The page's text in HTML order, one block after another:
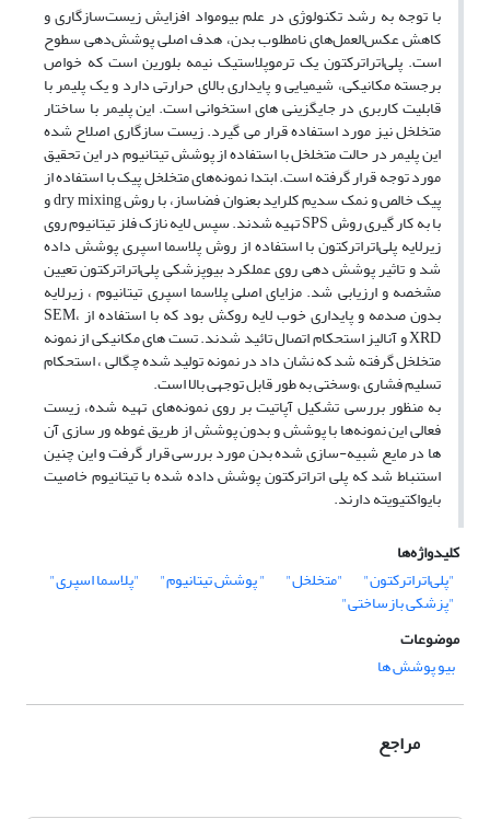
با توجه به رشد تکنولوژی در علم بیومواد افزایش زیست‌سازگاری و
کاهش عکس‌العمل‌های نامطلوب بدن، هدف اصلی پوشش‌دهی سطوح
است. پلی‌اتراترکتون یک ترموپلاستیک نیمه بلورین است که خواص
برجسته مکانیکی، شیمیایی و پایداری بالای حرارتی دارد و یک پلیمر با
قابلیت کاربری در جایگزینی های استخوانی است. این پلیمر با ساختار
متخلخل نیز مورد استفاده قرار می گیرد. زیست سازگاری اصلاح شده
این پلیمر در حالت متخلخل با استفاده از پوشش تیتانیوم در این تحقیق
مورد توجه قرار گرفته است. ابتدا نمونه‌های متخلخل پیک با استفاده از
پیک خالص و نمک سدیم کلراید بعنوان فضاساز، با روش dry mixing و
با به کار گیری روش SPS تهیه شدند. سپس لایه نازک فلز تیتانیوم روی
زیرلایه پلی‌اتراترکتون با استفاده از روش پلاسما اسپری پوشش داده
شد و تاثیر پوشش دهی روی عملکرد بیوپزشکی پلی‌اتراترکتون تعیین
مشخصه و ارزیابی شد. مزایای اصلی پلاسما اسپری تیتانیوم ، زیرلایه
بدون صدمه و پایداری خوب لایه روکش بود که با استفاده از SEM،
XRD و آنالیز استحکام اتصال تائید شدند. تست های مکانیکی از نمونه
متخلخل گرفته شد که نشان داد در نمونه تولید شده چگالی ، استحکام
تسلیم فشاری ،وسختی به طور قابل توجهی بالا است.
به منظور بررسی تشکیل آپاتیت بر روی نمونه‌های تهیه شده، زیست
فعالی این نمونه‌ها با پوشش و بدون پوشش از طریق غوطه ور سازی آن‌
ها در مایع شبیه-سازی شده بدن مورد بررسی قرار گرفت و این چنین
استنباط شد که پلی اتراترکتون پوشش داده شده با تیتانیوم خاصیت
بایواکتیویته دارند.
کلیدواژه‌ها
"پلی‌اتراترکتون"
"متخلخل" " پوشش تیتانیوم" "پلاسما اسپری"
"پزشکی بازساختی"
موضوعات
بیو پوشش ها
مراجع